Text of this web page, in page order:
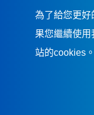
恆崇企業．
為了給您更好
果您繼續使用
站的cookies。